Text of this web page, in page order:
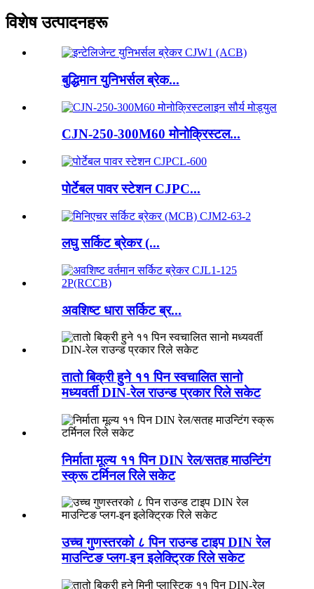
विशेष उत्पादनहरू
बुद्धिमान युनिभर्सल ब्रेक...
CJN-250-300M60 मोनोक्रिस्टल...
पोर्टेबल पावर स्टेशन CJPC...
लघु सर्किट ब्रेकर (...
अवशिष्ट धारा सर्किट ब्र...
तातो बिक्री हुने ११ पिन स्वचालित सानो
मध्यवर्ती DIN-रेल राउन्ड प्रकार रिले सकेट
निर्माता मूल्य ११ पिन DIN रेल/सतह माउन्टिंग
स्क्रू टर्मिनल रिले सकेट
उच्च गुणस्तरको ८ पिन राउन्ड टाइप DIN रेल
माउन्टिङ प्लग-इन इलेक्ट्रिक रिले सकेट